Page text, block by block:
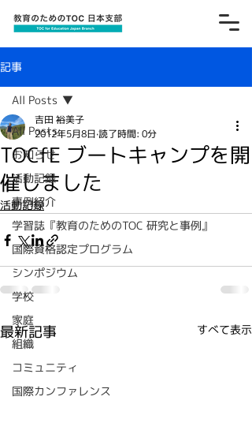
記事
All Posts
お知らせ
活動記録
事例紹介
学習誌『教育のためのTOC 研究と事例』
国際資格認定プログラム
シンポジウム
学校
家庭
組織
コミュニティ
国際カンファレンス
All Posts
TOCfE ブートキャンプを開
催しました
吉田 裕美子
2012年5月8日 読了時間: 0分
活動記録
最新記事 すべて表示